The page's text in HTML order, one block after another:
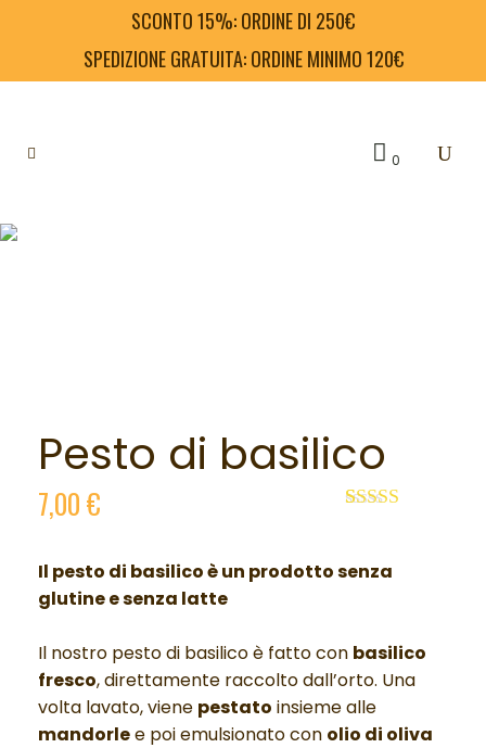
SCONTO 15%: ORDINE DI 250€
SPEDIZIONE GRATUITA: ORDINE MINIMO 120€
0
Pesto di basilico
recensioni
7,00€
Il pesto di basilico è un prodotto senza
glutine e senza latte
Il nostro pesto di basilico è fatto con basilico
fresco, direttamente raccolto dall’orto. Una
volta lavato, viene pestato insieme alle
mandorlee poi emulsionato con olio di oliva